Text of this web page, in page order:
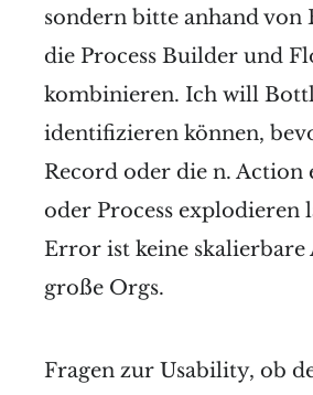
sondern bitte anhand von
die Process Builder und
kombinieren. Ich will
identifizieren können,
Record oder die n. Action
oder Process explodieren
Error ist keine
große Orgs.
Fragen zur Usability, ob